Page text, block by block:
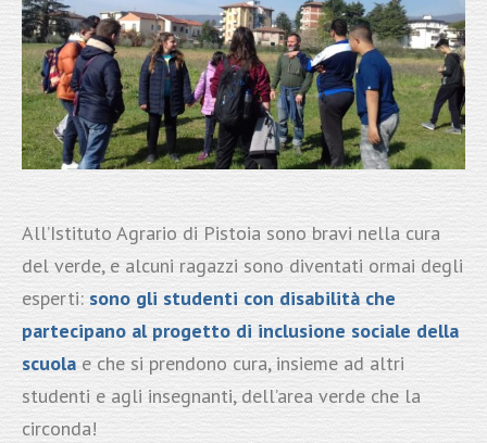
All’Istituto Agrario di Pistoia sono bravi nella cura
del verde, e alcuni ragazzi sono diventati ormai degli
esperti:sono gli studenti con disabilità che
partecipano al progetto di inclusione sociale della
scuolae che si prendono cura, insieme ad altri
studenti e agli insegnanti, dell’area verde che la
circonda!